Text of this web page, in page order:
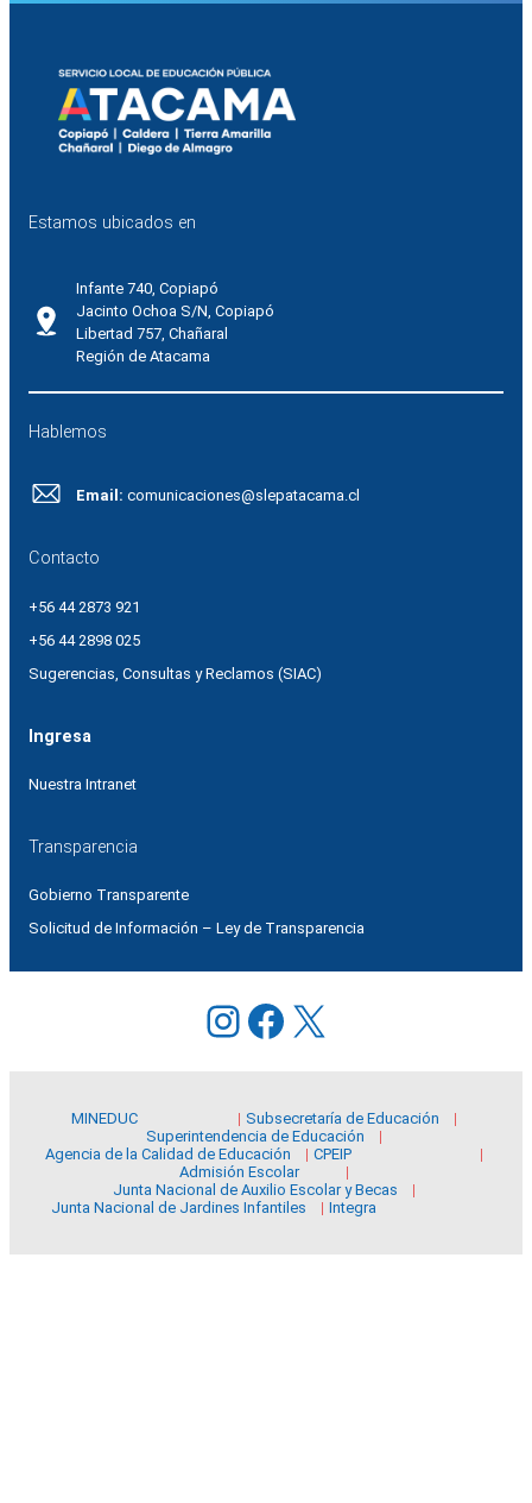
Estamos ubicados en
Infante 740, Copiapó
Jacinto Ochoa S/N, Copiapó
Libertad 757, Chañaral
Región de Atacama
Hablemos
Email: comunicaciones@slepatacama.cl
Contacto
+56 44 2873 921
+56 44 2898 025
Sugerencias, Consultas y Reclamos (SIAC)
Ingresa
Nuestra Intranet
Transparencia
Gobierno Transparente
Solicitud de Información – Ley de Transparencia
Instagram
Facebook
X
MINEDUC
Subsecretaría de Educación
Superintendencia de Educación
Agencia de la Calidad de Educación
CPEIP
Admisión Escolar
Junta Nacional de Auxilio Escolar y Becas
Junta Nacional de Jardines Infantiles
Integra